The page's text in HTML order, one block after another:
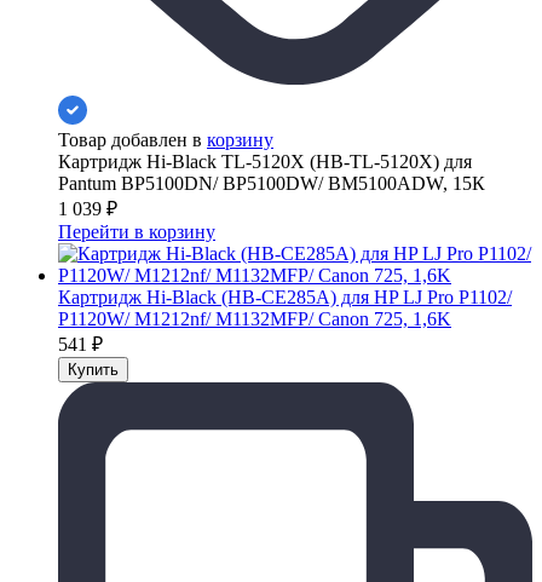
Товар добавлен в корзину
Картридж Hi-Black TL-5120X (HB-TL-5120X) для
Pantum BP5100DN/ BP5100DW/ BM5100ADW, 15К
1 039 ₽
Перейти в корзину
Картридж Hi-Black (HB-CE285A) для HP LJ Pro P1102/
P1120W/ M1212nf/ M1132MFP/ Canon 725, 1,6K
541 ₽